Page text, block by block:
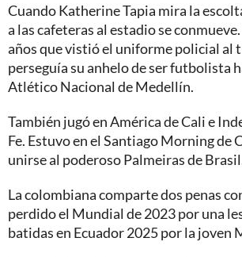
Cuando Katherine Tapia mira la
a las cafeteras al estadio se
años que vistió el uniforme policial al
perseguía su anhelo de ser futbolista
Atlético Nacional de Medellín.
También jugó en América de Cali e
Fe. Estuvo en el Santiago Morning de
unirse al poderoso Palmeiras de
La colombiana comparte dos penas
perdido el Mundial de 2023 por una
batidas en Ecuador 2025 por la joven